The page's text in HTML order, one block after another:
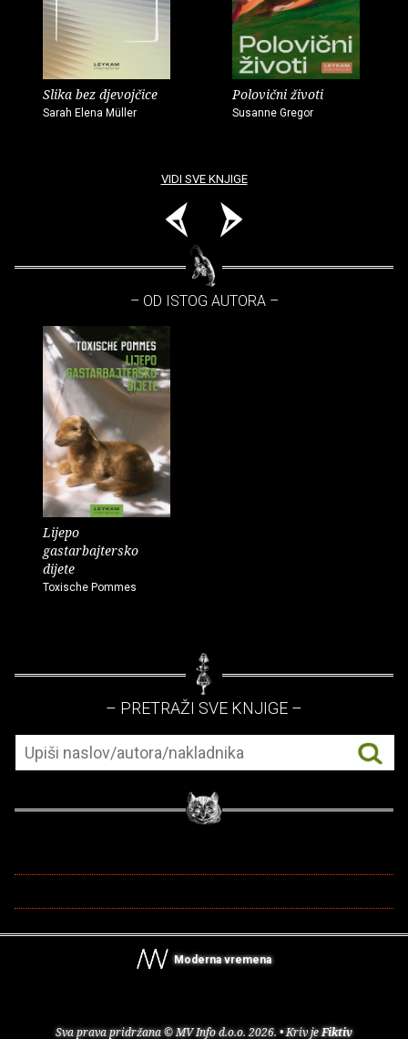
Slika bez djevojčice
Sarah Elena Müller
Polovični životi
Susanne Gregor
VIDI SVE KNJIGE
– OD ISTOG AUTORA –
Lijepo
gastarbajtersko
dijete
Toxische Pommes
– PRETRAŽI SVE KNJIGE –
Moderna vremena
Sva prava pridržana © MV Info d.o.o. 2026. • Kriv jeFiktiv